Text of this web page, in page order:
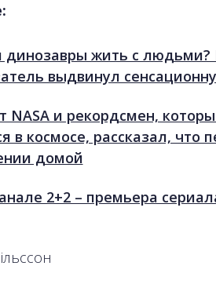
динозавры жить с
выдвинул
NASA и рекордсмен,
в космосе, рассказал, что
домой
2+2 – премьера